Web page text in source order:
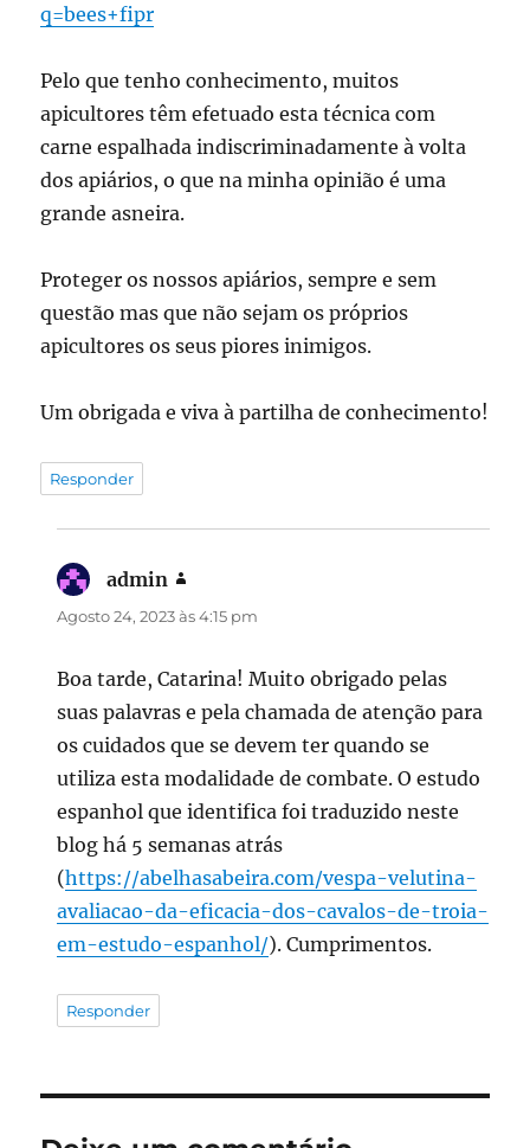
q=bees+fipr
Pelo que tenho conhecimento, muitos
apicultores têm efetuado esta técnica com
carne espalhada indiscriminadamente à volta
dos apiários, o que na minha opinião é uma
grande asneira.
Proteger os nossos apiários, sempre e sem
questão mas que não sejam os próprios
apicultores os seus piores inimigos.
Um obrigada e viva à partilha de conhecimento!
Responder
admin
Agosto 24, 2023 às 4:15 pm
Boa tarde, Catarina! Muito obrigado pelas
suas palavras e pela chamada de atenção para
os cuidados que se devem ter quando se
utiliza esta modalidade de combate. O estudo
espanhol que identifica foi traduzido neste
blog há 5 semanas atrás
(https://abelhasabeira.com/vespa-velutina-
avaliacao-da-eficacia-dos-cavalos-de-troia-
em-estudo-espanhol/). Cumprimentos.
Responder